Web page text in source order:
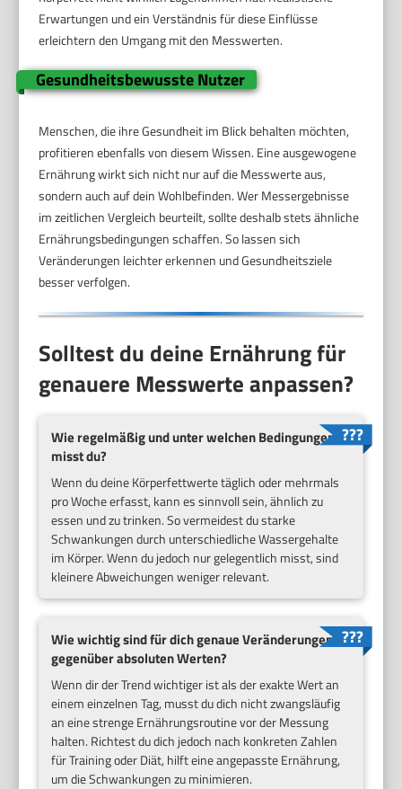
Erwartungen und ein Verständnis für diese Einflüsse
erleichtern den Umgang mit den Messwerten.
Gesundheitsbewusste Nutzer
Menschen, die ihre Gesundheit im Blick behalten möchten,
profitieren ebenfalls von diesem Wissen. Eine ausgewogene
Ernährung wirkt sich nicht nur auf die Messwerte aus,
sondern auch auf dein Wohlbefinden. Wer Messergebnisse
im zeitlichen Vergleich beurteilt, sollte deshalb stets ähnliche
Ernährungsbedingungen schaffen. So lassen sich
Veränderungen leichter erkennen und Gesundheitsziele
besser verfolgen.
Solltest du deine Ernährung für
genauere Messwerte anpassen?
Wie regelmäßig und unter welchen Bedingungen
misst du?
Wenn du deine Körperfettwerte täglich oder mehrmals
pro Woche erfasst, kann es sinnvoll sein, ähnlich zu
essen und zu trinken. So vermeidest du starke
Schwankungen durch unterschiedliche Wassergehalte
im Körper. Wenn du jedoch nur gelegentlich misst, sind
kleinere Abweichungen weniger relevant.
Wie wichtig sind für dich genaue Veränderungen
gegenüber absoluten Werten?
Wenn dir der Trend wichtiger ist als der exakte Wert an
einem einzelnen Tag, musst du dich nicht zwangsläufig
an eine strenge Ernährungsroutine vor der Messung
halten. Richtest du dich jedoch nach konkreten Zahlen
für Training oder Diät, hilft eine angepasste Ernährung,
um die Schwankungen zu minimieren.